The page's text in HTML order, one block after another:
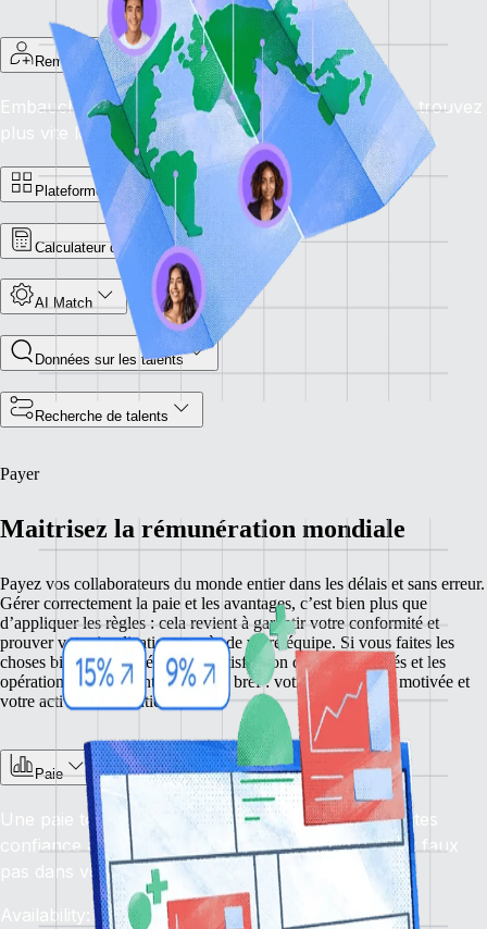
Remote Recruit
Embauchez les meilleurs, partout dans le monde : trouvez
plus vite les candidats idéaux. Availability: En cours
Plateforme d’offres d’emploi de Remote
Calculateur du coût des employés
AI Match
Données sur les talents
Recherche de talents
Payer
Maitrisez la rémunération mondiale
Payez vos collaborateurs du monde entier dans les délais et sans erreur.
Gérer correctement la paie et les avantages, c’est bien plus que
d’appliquer les règles : cela revient à garantir votre conformité et
prouver votre implication auprès de votre équipe. Si vous faites les
choses bien, vous améliorez la satisfaction de vos employés et les
opérations de votre entreprise. En bref : votre équipe reste motivée et
votre activité se maintient à flot.
Paie
Une paie toujours dans les délais, sans erreur : faites
confiance à notre solution de paie pour éviter tout faux
pas dans vos opérations financières mondiales.
Availability: En cours